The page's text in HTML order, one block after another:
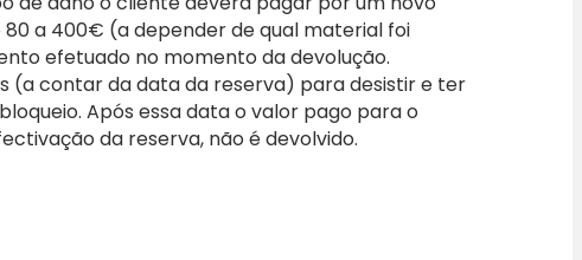
a 400€ (a depender de qual material foi
efetuado no momento da devolução.
(a contar da data da reserva) para desistir e ter
Após essa data o valor pago para o
da reserva, não é devolvido.